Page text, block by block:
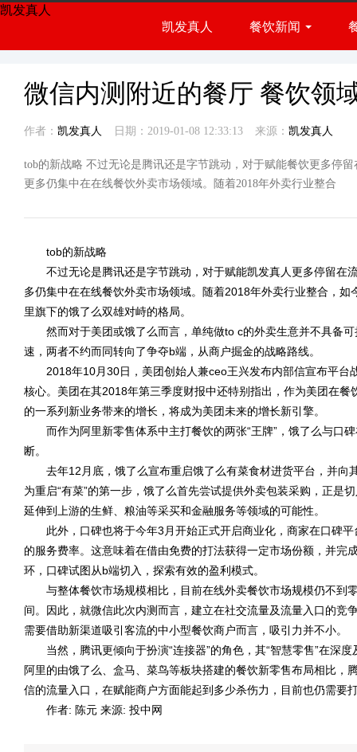
凯发真人
凯发真人
餐饮新闻
行业资讯
微信内测附近的餐厅 餐饮领
作者： 凯发真人 日期：2019-01-08 12:33:13 来源： 凯发真人
tob的新战略 不过无论是腾讯还是字节跳动，对于赋能餐饮更多停
更多仍集中在在线餐饮外卖市场领域。随着2018年外卖行业整合
tob的新战略
不过无论是腾讯还是字节跳动，对于赋能凯发真人更多停留在
多仍集中在在线餐饮外卖市场领域。随着2018年外卖行业整合，
里旗下的饿了么双雄对峙的格局。
然而对于美团或饿了么而言，单纯做to c的外卖生意并不具备可
速，两者不约而同转向了争夺b端，从商户掘金的战略路线。
2018年10月30日，美团创始人兼ceo王兴发布内部信宣布平台
核心。美团在其2018年第三季度财报中还特别指出，作为美团在
的一系列新业务带来的增长，将成为美团未来的增长新引擎。
而作为阿里新零售体系中主打餐饮的两张“王牌”，饿了么与口
断。
去年12月底，饿了么宣布重启饿了么有菜食材进货平台，并向
为重启“有菜”的第一步，饿了么首先尝试提供外卖包装采购，正是
延伸到上游的生鲜、粮油等采买和金融服务等领域的可能性。
此外，口碑也将于今年3月开始正式开启商业化，商家在口碑平
的服务费率。这意味着在借由免费的打法获得一定市场份额，并完
环，口碑试图从b端切入，探索有效的盈利模式。
与整体餐饮市场规模相比，目前在线外卖餐饮市场规模仍不到
间。因此，就微信此次内测而言，建立在社交流量及流量入口的竞
需要借助新渠道吸引客流的中小型餐饮商户而言，吸引力并不小。
当然，腾讯更倾向于扮演“连接器”的角色，其“智慧零售”在深度
阿里的由饿了么、盒马、菜鸟等板块搭建的餐饮新零售布局相比，
信的流量入口，在赋能商户方面能起到多少杀伤力，目前也仍需要
作者: 陈元 来源: 投中网